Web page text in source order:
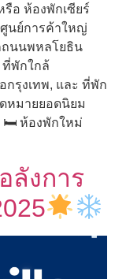
อ ห้องพักเซียร์
นย์การค้าใหญ่
ถนนพหลโยธิน
ที่พักใกล้
กรุงเทพ, และ ที่พัก
หมายยอดนิยม
🛏 ห้องพักใหม่
ลังการ